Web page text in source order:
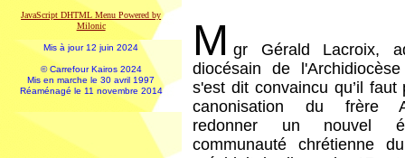
JavaScript DHTML Menu Powered by
Milonic
Mis à jour 12 juin 2024
© Carrefour Kairos 2024
Mis en marche le 30 avril 1997
Réaménagé le 11 novembre 2014
M gr Gérald Lacroix,
diocésain de
s'est dit convaincu qu’il faut
canonisation du frère
redonner un nouvel
communauté chrétienne